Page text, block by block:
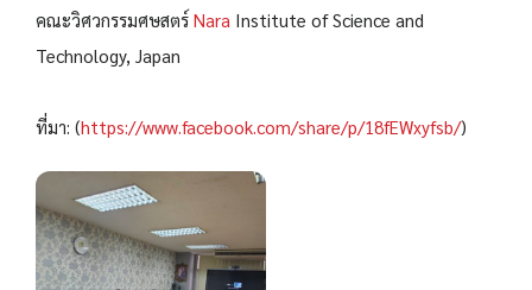
คณะวิศวกรรมศษสตร์ Nara Institute of Science and
Technology, Japan
ที่มา: (https://www.facebook.com/share/p/18fEWxyfsb/)